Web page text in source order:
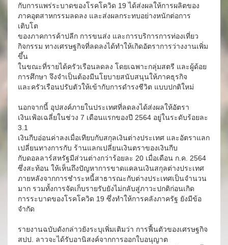
กับการแพร่ระบาดของโรคโควิด 19 ได้ส่งผลให้การผลิตของ
ภาคอุตสาหกรรมลดลง และส่งผลกระทบอย่างหนักต่อการ
เติบโต
ของภาคการค้าปลีก การขนส่ง และการบริการการท่องเที่ยว
กิจกรรม ทางเศรษฐกิจที่ลดลงได้ทำให้เกิดอัตราการว่างงานเพิ่ม
ขึ้น
ในขณะที่รายได้ครัวเรือนลดลง โดยเฉพาะกลุ่มสตรี และผู้ด้อย
การศึกษา จึงจำเป็นต้องมีนโยบายสนับสนุนให้ภาคธุรกิจ
และครัวเรือนปรับตัวให้เข้ากับการดำรงชีวิต แบบปกติใหม่
นอกจากนี้ อุปสงค์ภายในประเทศที่ลดลงได้ส่งผลให้อัตรา
เงินเฟ้อเฉลี่ยในช่วง 7 เดือนแรกของปี 2564 อยู่ในระดับร้อยละ
3.1
เงินกีบอ่อนค่าลงเมื่อเทียบกับสกุลเงินต่างประเทศ และอัตราแลก
เปลี่ยนทางการกับ ร้านแลกเปลี่ยนเงินตราของเงินกีบ
กับดอลลาร์สหรัฐมีส่วนต่างกว่าร้อยละ 20 เมื่อเดือน ก.ค. 2564
ซึ่งสะท้อน ให้เห็นถึงปัญหาการขาดแคลนเงินสกุลต่างประเทศ
ภายหลังจากการชำระหนี้สาธารณะกับต่างประเทศเป็นจำนวน
มาก รวมทั้งการจัดเก็บรายรับยังไม่กลับสู่ภาวะปกติก่อนเกิด
การระบาดของโรคโควิด 19 ซึ่งทำให้การคลังภาครัฐ ยังมีข้อ
จำกัด
รายงานฉบับดังกล่าวยังระบุเพิ่มเติมว่า การฟื้นตัวของเศรษฐกิจ
สปป. ลาวจะได้รับอานิสงค์จากการออกใบอนุญาต